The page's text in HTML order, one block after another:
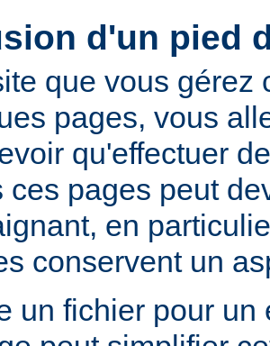
d'un pied
que vous gérez
pages, vous
qu'effectuer
ces pages peut
en
conservent un
un fichier pour